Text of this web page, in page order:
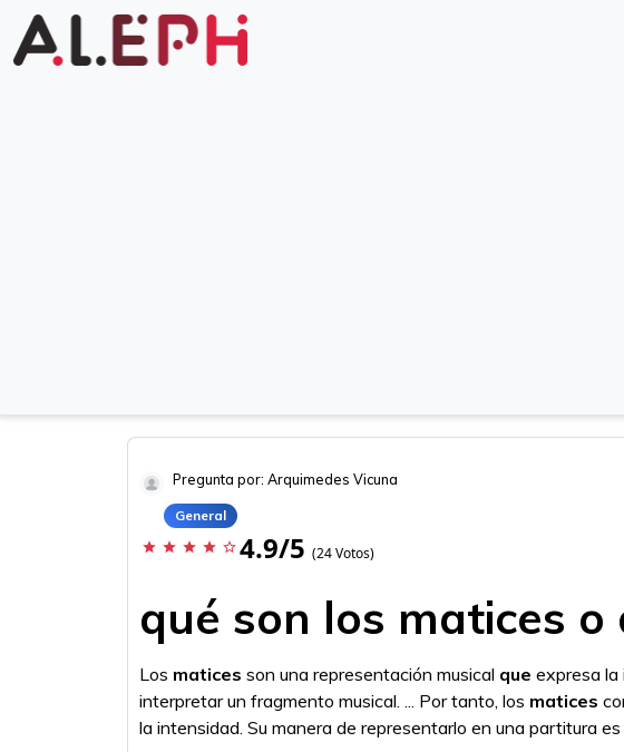
Pregunta por: Arquimedes Vicuna
General
star star star star star_border 4.9/5 (24 Votos)
qué son los matices o
Los matices son una representación musical que expresa la
interpretar un fragmento musical. ... Por tanto, los matices
la intensidad. Su manera de representarlo en una partitura